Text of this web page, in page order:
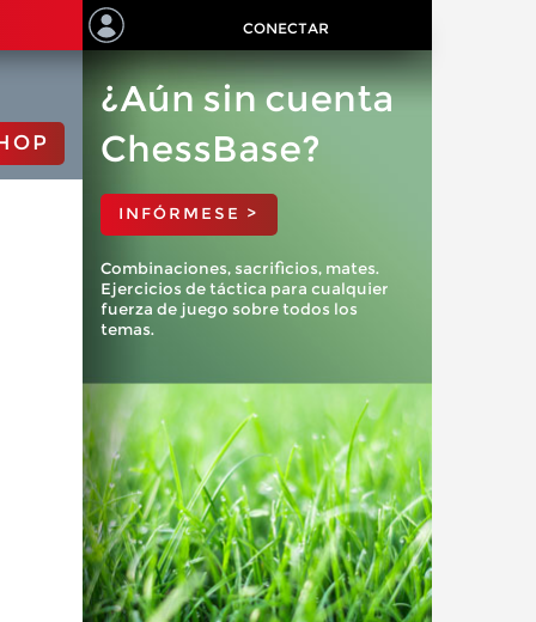
CONECTAR
¿Aún sin cuenta
ChessBase?
INFÓRMESE >
Combinaciones, sacrificios, mates.
Ejercicios de táctica para cualquier
fuerza de juego sobre todos los
temas.